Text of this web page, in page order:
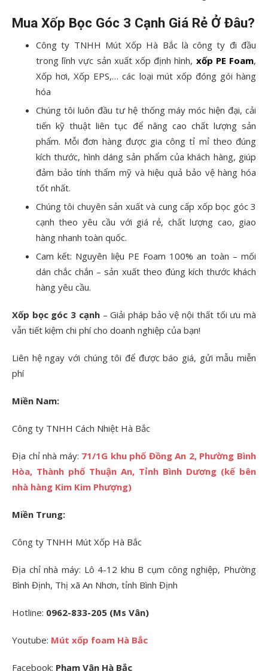
Mua Xốp Bọc Góc 3 Cạnh Giá Rẻ Ở Đâu?
Công ty TNHH Mút Xốp Hà Bắc là công ty đi đầu
trong lĩnh vực sản xuất xốp định hình, xốp PE Foam,
Xốp hơi, Xốp EPS,… các loại mút xốp đóng gói hàng
hóa
Chúng tôi luôn đầu tư hệ thống máy móc hiện đại, cải
tiến kỹ thuật liên tục để nâng cao chất lượng sản
phẩm. Mỗi đơn hàng được gia công tỉ mỉ theo đúng
kích thước, hình dáng sản phẩm của khách hàng, giúp
đảm bảo tính thẩm mỹ và hiệu quả bảo vệ hàng hóa
tốt nhất.
Chúng tôi chuyên sản xuất và cung cấp xốp bọc góc 3
cạnh theo yêu cầu với giá rẻ, chất lượng cao, giao
hàng nhanh toàn quốc.
Cam kết: Nguyên liệu PE Foam 100% an toàn – mối
dán chắc chắn – sản xuất theo đúng kích thước khách
hàng yêu cầu.
Xốp bọc góc 3 cạnh– Giải pháp bảo vệ nội thất tối ưu mà
vẫn tiết kiệm chi phí cho doanh nghiệp của bạn!
Liên hệ ngay với chúng tôi để được báo giá, gửi mẫu miễn
phí
Miền Nam:
Công ty TNHH Cách Nhiệt Hà Bắc
Địa chỉ nhà máy: 71/1G khu phố Đồng An 2, Phường Bình
Hòa, Thành phố Thuận An, Tỉnh Bình Dương (kế bên
nhà hàng Kim Kim Phượng)
Miền Trung:
Công ty TNHH Mút Xốp Hà Bắc
Địa chỉ nhà máy: Lô 4-12 khu B cụm công nghiệp, Phường
Bình Định, Thị xã An Nhơn, tỉnh Bình Định
Hotline: 0962-833-205 (Ms Vân)
Youtube: Mút xốp foam Hà Bắc
Facebook: Phạm Vân Hà Bắc